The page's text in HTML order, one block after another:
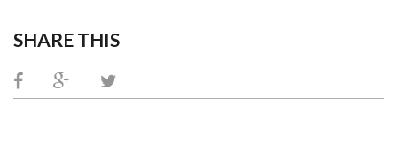
SHARE THIS